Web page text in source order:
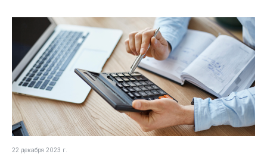
22 декабря 2023 г.